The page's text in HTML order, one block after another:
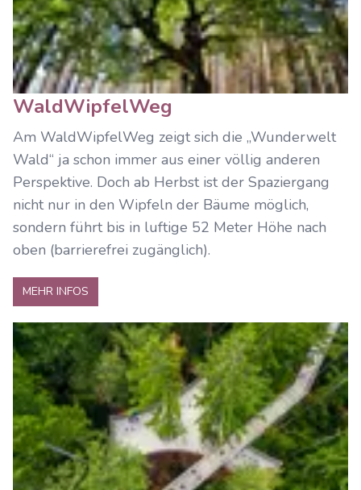
WaldWipfelWeg
Am WaldWipfelWeg zeigt sich die „Wunderwelt
Wald“ ja schon immer aus einer völlig anderen
Perspektive. Doch ab Herbst ist der Spaziergang
nicht nur in den Wipfeln der Bäume möglich,
sondern führt bis in luftige 52 Meter Höhe nach
oben (barrierefrei zugänglich).
MEHR INFOS